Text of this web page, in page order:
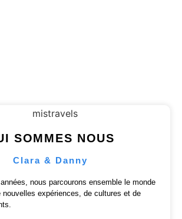
SOMMES NOUS
Clara & Danny
nous parcourons ensemble le monde
nouvelles expériences, de cultures et de